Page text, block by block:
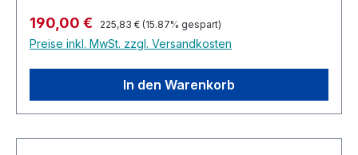
sowie zum Schutz vor Staub und Schutz bei
Renovierungsarbeiten.Technische
DatenGesamtgewicht: 8 kgLastenstange P3:
Höhe variabel einstellbar zwischen 155-290 cm;
Belastbarkeit: bis zu 300 kg (bei vollem Auszug
Verkaufspreis:
190,00 € Regulärer Preis:
225,83 € (15.87% gespart)
Preise inkl. MwSt. zzgl. Versandkosten
In den Warenkorb